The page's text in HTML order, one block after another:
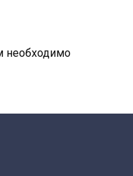
необходимо